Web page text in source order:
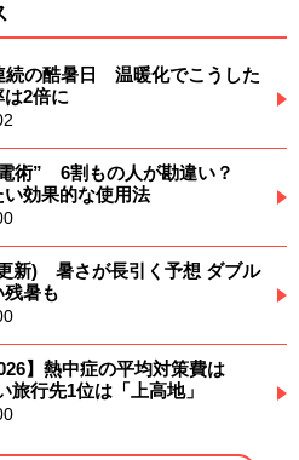
続の酷暑日 温暖化でこうした
は2倍に
術” 6割もの人が勘違い？
効果的な使用法
新) 暑さが長引く予想 ダブル
暑も
】熱中症の平均対策費は
旅行先1位は「上高地」